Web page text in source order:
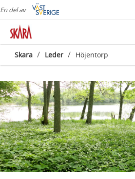
En del av
Skara / Leder / Höjentorp